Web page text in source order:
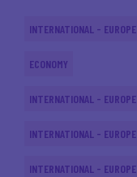
INTERNATIONAL - EUROPE
ECONOMY
INTERNATIONAL - EUROPE
INTERNATIONAL - EUROPE
INTERNATIONAL - EUROPE